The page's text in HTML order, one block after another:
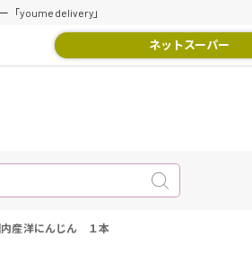
「youme delivery」
ネットスーパー
内産 洋にんじん １本